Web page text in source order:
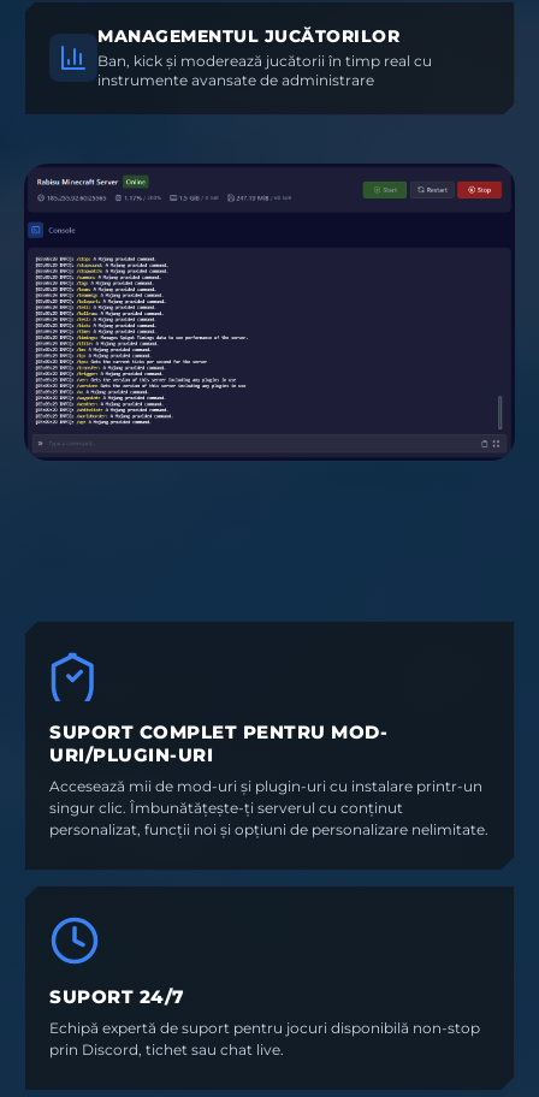
MANAGEMENTUL JUCĂTORILOR
Ban, kick și moderează jucătorii în timp real cu
instrumente avansate de administrare
SUPORT COMPLET PENTRU MOD-
URI/PLUGIN-URI
Accesează mii de mod-uri și plugin-uri cu instalare printr-un
singur clic. Îmbunătățește-ți serverul cu conținut
personalizat, funcții noi și opțiuni de personalizare nelimitate.
SUPORT 24/7
Echipă expertă de suport pentru jocuri disponibilă non-stop
prin Discord, tichet sau chat live.